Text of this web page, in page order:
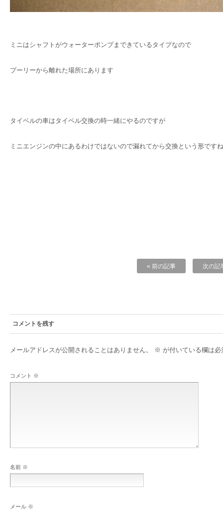
ミニはシャフトがウォーターポンプまできているタイプなので
プーリーから離れた場所にあります
タイベルの車はタイベル交換の時一緒にやるのですが
ミニエンジンの中にあるわけではないので漏れてから交換という形です
« 前の記事 次の記
コメントを残す
メールアドレスが公開されることはありません。 ※ が付いている欄は必
コメント ※
名前 ※
メール ※